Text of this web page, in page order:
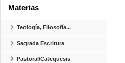
Materias
Teología, Filosofía...
Sagrada Escritura
Pastoral/Catequesis